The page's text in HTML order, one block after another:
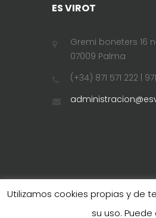
ES VIROT
Gremi boneters 16
07009 Palma
(+34) 871 571 222 |
Utilizamos cookies propias y de
su uso.